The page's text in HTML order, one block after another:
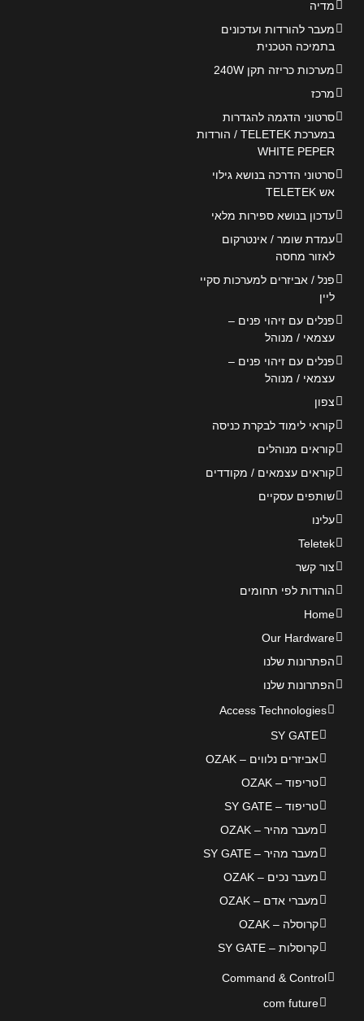
מדיה
מעבר להורדות ועדכונים
בתמיכה הטכנית
מערכות כריזה תקן 240W
מרכז
סרטוני הדגמה להגדרות
במערכת TELETEK / הורדות
WHITE PEPER
סרטוני הדרכה בנושא גילוי
אש TELETEK
עדכון בנושא ספירות מלאי
עמדת שומר / אינטרקום
לאזור מחסה
פנל / אביזרים למערכות סקיי
ליין
פנלים עם זיהוי פנים –
עצמאי / מנוהל
פנלים עם זיהוי פנים –
עצמאי / מנוהל
צפון
קוראי לימוד לבקרת כניסה
קוראים מנוהלים
קוראים עצמאים / מקודדים
שותפים עסקיים
עלינו
Teletek
צור קשר
הורדות לפי תחומים
Home
Our Hardware
הפתרונות שלנו
הפתרונות שלנו
Access Technologies
SY GATE
אביזרים נלווים – OZAK
טריפוד – OZAK
טריפוד – SY GATE
מעבר מהיר – OZAK
מעבר מהיר – SY GATE
מעבר נכים – OZAK
מעברי אדם – OZAK
קרוסלה – OZAK
קרוסלות – SY GATE
Command & Control
com future